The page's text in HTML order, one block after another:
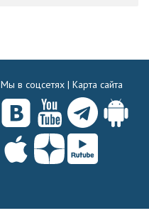
Мы в соцсетях | Карта сайта